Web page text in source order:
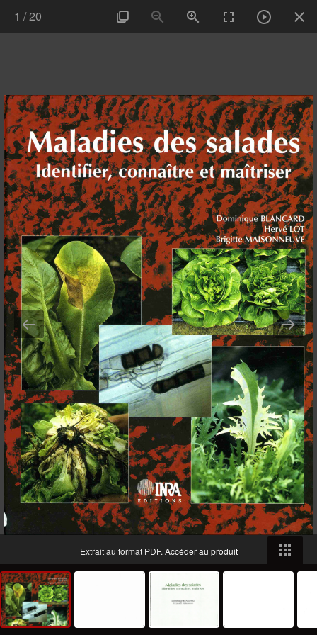
1 /20
Extrait au format PDF. Accéder au produit